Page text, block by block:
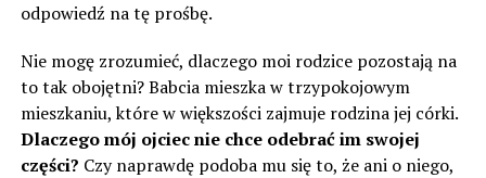
odpowiedź na tę prośbę.
Nie mogę zrozumieć, dlaczego moi rodzice pozostają na
to tak obojętni? Babcia mieszka w trzypokojowym
mieszkaniu, które w większości zajmuje rodzina jej córki.
Dlaczego mój ojciec nie chce odebrać im swojej
części? Czy naprawdę podoba mu się to, że ani o niego,